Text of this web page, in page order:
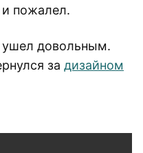
и пожалел.
довольным.
за дизайном